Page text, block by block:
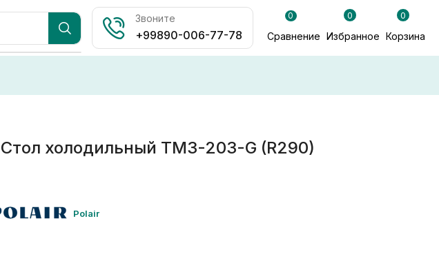
Звоните
+99890-006-77-78
0
Сравнение
0
Избранное
0
Корзина
Стол холодильный TM3-203-G (R290)
Polair